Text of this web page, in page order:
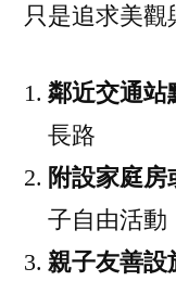
只是追求美觀
鄰近交通站
長路
附設家庭
子自由活動
親子友善設